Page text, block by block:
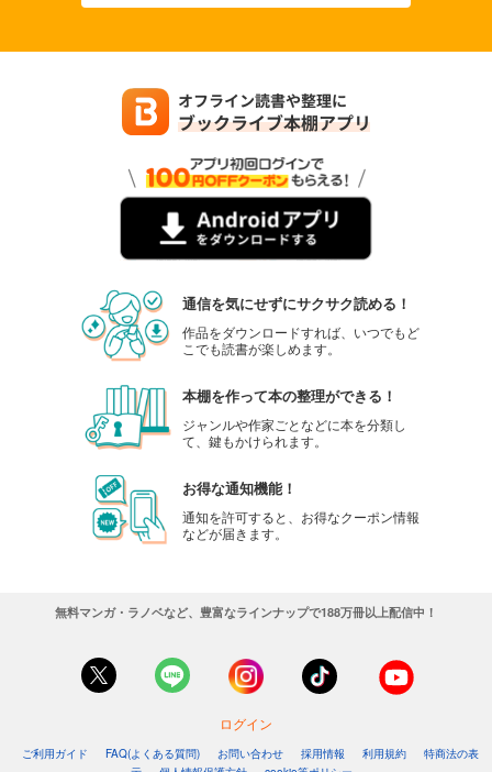
通信を気にせずにサクサク読める！
作品をダウンロードすれば、いつでもど
こでも読書が楽しめます。
本棚を作って本の整理ができる！
ジャンルや作家ごとなどに本を分類し
て、鍵もかけられます。
お得な通知機能！
通知を許可すると、お得なクーポン情報
などが届きます。
無料マンガ・ラノベなど、豊富なラインナップで188万冊以上配信中！
ログイン
ご利用ガイド FAQ(よくある質問) お問い合わせ 採用情報 利用規約
特商法の表